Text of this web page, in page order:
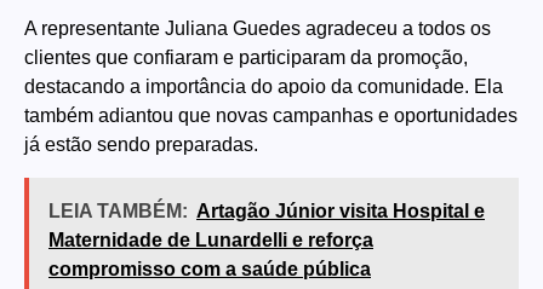
A representante Juliana Guedes agradeceu a todos os
clientes que confiaram e participaram da promoção,
destacando a importância do apoio da comunidade. Ela
também adiantou que novas campanhas e oportunidades
já estão sendo preparadas.
LEIA TAMBÉM: Artagão Júnior visita Hospital e
Maternidade de Lunardelli e reforça
compromisso com a saúde pública